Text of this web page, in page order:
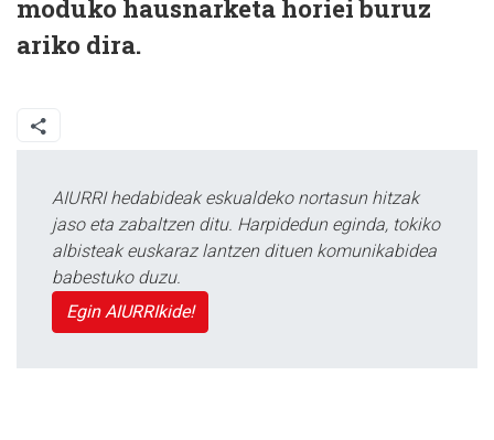
moduko hausnarketa horiei buruz
ariko dira.
AIURRI hedabideak eskualdeko nortasun hitzak
jaso eta zabaltzen ditu. Harpidedun eginda, tokiko
albisteak euskaraz lantzen dituen komunikabidea
babestuko duzu.
Egin AIURRIkide!